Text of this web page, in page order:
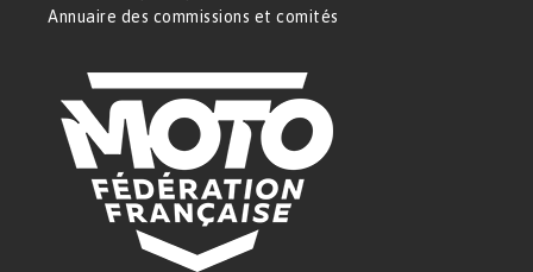
Annuaire des commissions et comités